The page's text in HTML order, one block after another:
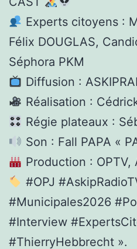
Experts citoyens :
Félix DOUGLAS,
Séphora PKM
Diffusion :
Réalisation :
Régie plateaux :
Son : Fall PAPA «
Production : OPTV,
#OPJ
#Municipales2026
#Interview
#ThierryHebbrecht ».